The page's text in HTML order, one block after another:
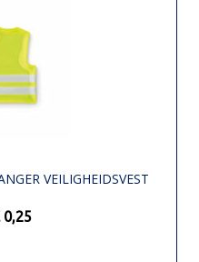
VEILIGHEIDSVEST
0,25